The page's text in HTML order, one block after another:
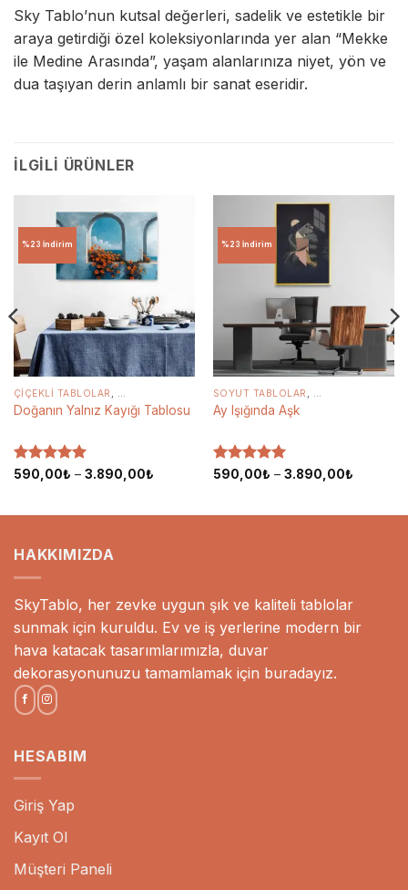
Sky Tablo’nun kutsal değerleri, sadelik ve estetikle bir
araya getirdiği özel koleksiyonlarında yer alan “Mekke
ile Medine Arasında”, yaşam alanlarınıza niyet, yön ve
dua taşıyan derin anlamlı bir sanat eseridir.
İLGILI ÜRÜNLER
%23 İndirim
ÇIÇEKLI TABLOLAR KANVAS TABLOLAR,
Doğanın Yalnız Kayığı Tablosu
5 üzerinden
590,00₺ – 3.890,00₺Fiyat
%23 İndirim
SOYUT TABLOLAR
Ay Işığında Aşk
5 üzerinden
590,00₺ – 3.890,00₺Fiyat
YATAK ODASI TABLOLARI
KANVAS TABLOLAR, SALON TABLOLARI
HAKKIMIZDA
SkyTablo, her zevke uygun şık ve kaliteli tablolar
sunmak için kuruldu. Ev ve iş yerlerine modern bir
hava katacak tasarımlarımızla, duvar
dekorasyonunuzu tamamlamak için buradayız.
HESABIM
Giriş Yap
Kayıt Ol
Müşteri Paneli